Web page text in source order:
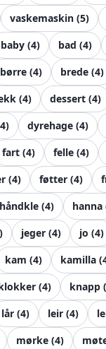
vaskemaskin (5)
baby (4) bad (4)
børre (4) brede (4)
(4) dessert (4)
4) dyrehage (4)
fart (4) felle (4)
(4) føtter (4)
håndkle (4) hanna
) jeger (4) jo (4)
kam (4) kamilla (
(4) knapp (
lår (4) leir (4)
mørke (4)